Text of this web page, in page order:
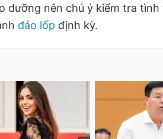
dưỡng nên chú ý kiểm tra tình
đảo lốp định kỳ.